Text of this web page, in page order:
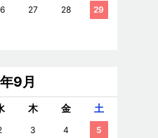
27 28 29
9月
木 金 土
3 4 5